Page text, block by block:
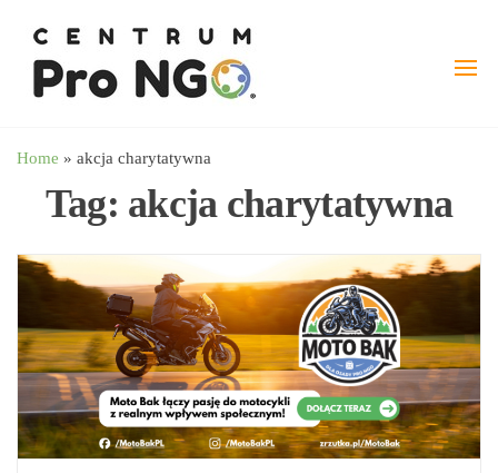
treści
Home » akcja charytatywna
Tag: akcja charytatywna